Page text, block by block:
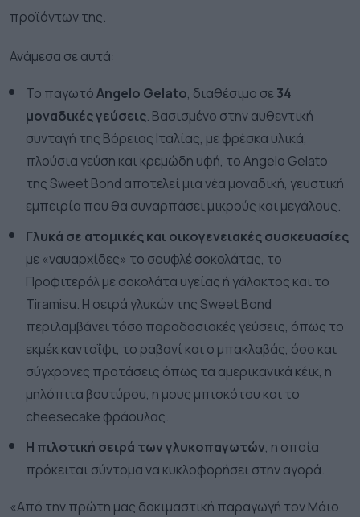
προϊόντων της.
Ανάμεσα σε αυτά:
Το παγωτόAngelo Gelato, διαθέσιμο σε34
μοναδικές γεύσεις. Βασισμένο στην αυθεντική
συνταγή της Βόρειας Ιταλίας, με φρέσκα υλικά,
πλούσια γεύση και κρεμώδη υφή, το Angelo Gelato
της Sweet Bond αποτελεί μια νέα μοναδική, γευστική
εμπειρία που θα συναρπάσει μικρούς και μεγάλους.
Γλυκά σε ατομικές και οικογενειακές συσκευασίες
με «ναυαρχίδες» το σουφλέ σοκολάτας, το
Προφιτερόλ με σοκολάτα υγείας ή γάλακτος και το
Tiramisu. Η σειρά γλυκών της Sweet Bond
περιλαμβάνει τόσο παραδοσιακές γεύσεις, όπως το
εκμέκ κανταΐφι, το ραβανί και ο μπακλαβάς, όσο και
σύγχρονες προτάσεις όπως τα αμερικανικά κέικ, η
μηλόπιτα βουτύρου, η μους μπισκότου και το
cheesecake φράουλας.
Η πιλοτική σειρά των γλυκοπαγωτών, η οποία
πρόκειται σύντομα να κυκλοφορήσει στην αγορά.
«Από την πρώτη μας δοκιμαστική παραγωγή τον Μάιο